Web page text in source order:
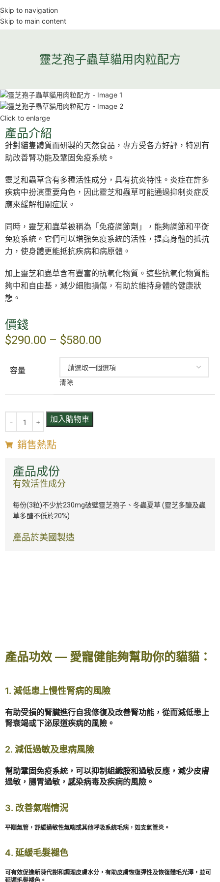
Skip to navigation
Skip to main content
靈芝孢子蟲草貓用肉粒配方
Click to enlarge
產品介紹
針對貓隻體質而研製的天然食品，專方受各方好評，特別有
助改善腎功能及鞏固免疫系統。
靈芝和蟲草含有多種活性成分，具有抗炎特性。炎症在許多
疾病中扮演重要角色，因此靈芝和蟲草可能通過抑制炎症反
應來緩解相關症狀。
同時，靈芝和蟲草被稱為「免疫調節劑」，能夠調節和平衡
免疫系統。它們可以增強免疫系統的活性，提高身體的抵抗
力，使身體更能抵抗疾病和病原體。
加上靈芝和蟲草含有豐富的抗氧化物質。這些抗氧化物質能
夠中和自由基，減少細胞損傷，有助於維持身體的健康狀
態。
價錢
$290.00 – $580.00
容量
清除
加入購物車
銷售熱點
產品成份
有效活性成分
每份(3粒)不少於230mg破壁靈芝孢子、冬蟲夏草(靈芝多醣及蟲
草多醣不低於20%)
產品於美國製造
產品功效 — 愛寵健能夠幫助你的貓貓：
1. 減低患上慢性腎病的風險
有助受損的腎臟進行自我修復及改善腎功能，從而減低患上
腎衰竭或下泌尿道疾病的風險。
2. 減低過敏及患病風險
幫助鞏固免疫系統，可以抑制組織胺和過敏反應，減少皮膚
過敏，腸胃過敏，感染病毒及疾病的風險。
3. 改善氣喘情況
平順氣管，舒緩過敏性氣喘或其他呼吸系統毛病，如支氣管炎。
4. 延緩毛髮褪色
可有效促進新陳代謝和調理皮膚水分，有助皮膚恢復彈性及恢復體毛光澤，並可
延遲毛髮褪色。